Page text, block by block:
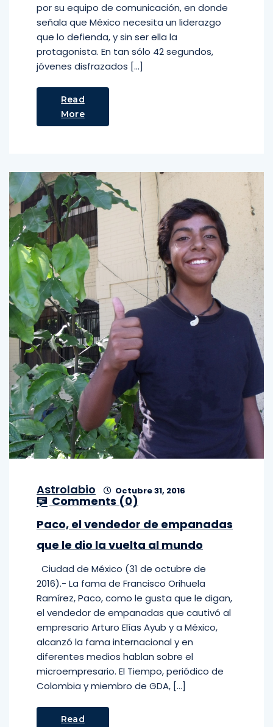
por su equipo de comunicación, en donde
señala que México necesita un liderazgo
que lo defienda, y sin ser ella la
protagonista. En tan sólo 42 segundos,
jóvenes disfrazados […]
Read
More
Astrolabio Octubre 31, 2016
Comments (0)
Paco, el vendedor de empanadas
que le dio la vuelta al mundo
Ciudad de México (31 de octubre de
2016).- La fama de Francisco Orihuela
Ramírez, Paco, como le gusta que le digan,
el vendedor de empanadas que cautivó al
empresario Arturo Elías Ayub y a México,
alcanzó la fama internacional y en
diferentes medios hablan sobre el
microempresario. El Tiempo, periódico de
Colombia y miembro de GDA, […]
Read